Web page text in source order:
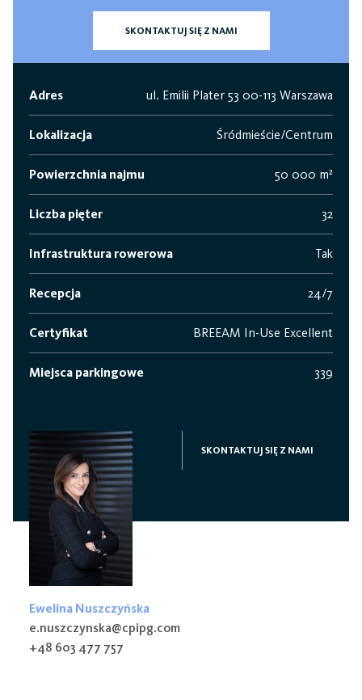
SKONTAKTUJ SIĘ Z NAMI
Adres ul. Emilii Plater 53 00-113 Warszawa
Lokalizacja Śródmieście/Centrum
Powierzchnia najmu 50 000 m²
Liczba pięter 32
Infrastruktura rowerowa Tak
Recepcja 24/7
Certyfikat BREEAM In-Use Excellent
Miejsca parkingowe 339
SKONTAKTUJ SIĘ Z NAMI
Ewelina Nuszczyńska
e.nuszczynska@cpipg.com
+48 603 477 757